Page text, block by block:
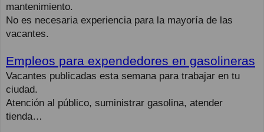
mantenimiento.
No es necesaria experiencia para la mayoría de las
vacantes.
Empleos para expendedores en gasolineras
Vacantes publicadas esta semana para trabajar en tu
ciudad.
Atención al público, suministrar gasolina, atender
tienda…